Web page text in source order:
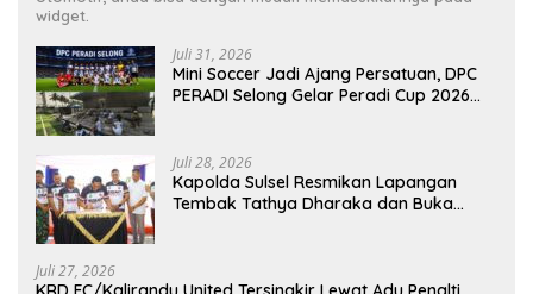
widget.
Juli 31, 2026
Mini Soccer Jadi Ajang Persatuan, DPC
PERADI Selong Gelar Peradi Cup 2026
Juli 28, 2026
Kapolda Sulsel Resmikan Lapangan
Tembak Tathya Dharaka dan Buka
Juli 27, 2026